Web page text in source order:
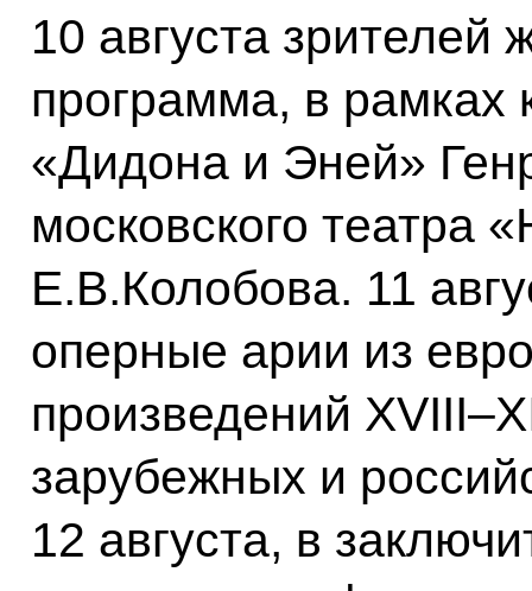
10 августа зрителей
программа, в рамках
«Дидона и Эней»
московского театра
Е.В.Колобова. 11
оперные арии из
произведений
зарубежных и
12 августа, в